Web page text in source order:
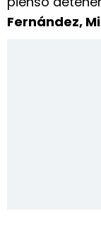
Fernández,